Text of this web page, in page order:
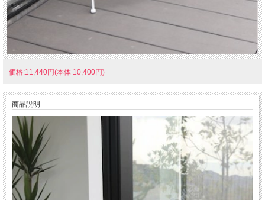
価格:11,440円(本体 10,400円)
商品説明